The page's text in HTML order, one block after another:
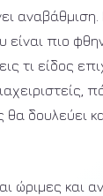
είναι πιο
τι είδος
θα δουλεύει
ώριμες και